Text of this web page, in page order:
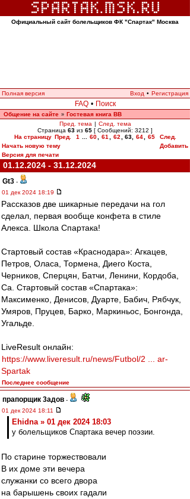
Официальный сайт болельщиков ФК "Спартак" Москва
Полная версия Вход • Регистрация
FAQ • Поиск
Общение на сайте » Гостевая книга ВВ
Пред. тема | След. тема
Страница 63 из 65 [ Сообщений: 3212 ]
На страницу Пред. 1 60 61 62 63, 64 65
След.
Начать новую тему
Добавить
Версия для печати
01.12.2024 - 31.12.2024
Gt3 -
01 дек 2024 18:19
Рассказов две шикарные передачи на гол
сделал, первая вообще конфета в стиле
Алекса. Школа Спартака!
Стартовый состав «Краснодара»: Агкацев,
Петров, Оласа, Тормена, Диего Коста,
Черников, Сперцян, Батчи, Ленини, Кордоба,
Са. Стартовый состав «Спартака»:
Максименко, Денисов, Дуарте, Бабич, Рябчук,
Умяров, Пруцев, Барко, Маркиньос, Бонгонда,
Угальде.
LiveResult онлайн:
https://www.liveresult.ru/news/Futbol/2 ... ar-
Spartak
Последнее сообщение
прапорщик 3адoв -
01 дек 2024 18:11
Ehidna » 01 дек 2024 18:03
у болельщиков Спартака вечер поэзии.
По старине торжествовали
В их доме эти вечера
служанки со всего двора
на барышень своих гадали